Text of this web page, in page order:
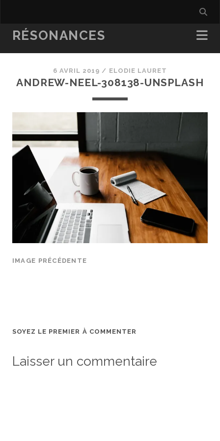
RÉSONANCES
6 AVRIL 2019 / ELODIE LAURET
ANDREW-NEEL-308138-UNSPLASH
IMAGE PRÉCÉDENTE
SOYEZ LE PREMIER À COMMENTER
Laisser un commentaire